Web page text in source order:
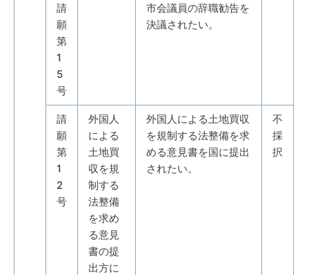
請
願
第
1
5
号
市会議員の辞職勧告を
決議されたい。
請
願
第
1
2
号
外国人
による
土地買
収を規
制する
法整備
を求め
る意見
書の提
出方に
外国人による土地買収
を規制する法整備を求
める意見書を国に提出
されたい。
不
採
択